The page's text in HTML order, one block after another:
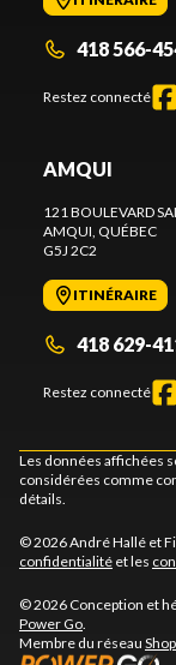
418 566-
Restez connecté
AMQUI
121 BOULEVARD
AMQUI , QUÉBEC
G5J 2C2
ITINÉRAIRE
418 629-
Restez connecté
Les données affichées
considérées comme
détails.
© 2026 André Hallé et
confidentialité et les
© 2026 Conception et
Power Go
Membre du réseau